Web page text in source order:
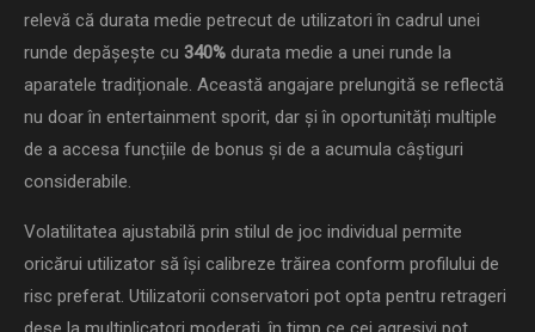
relevă că durata medie petrecut de utilizatori în cadrul unei
runde depășește cu 340% durata medie a unei runde la
aparatele tradiționale. Această angajare prelungită se reflectă
nu doar în entertainment sporit, dar și în oportunități multiple
de a accesa funcțiile de bonus și de a acumula câștiguri
considerabile.
Volatilitatea ajustabilă prin stilul de joc individual permite
oricărui utilizator să își calibreze trăirea conform profilului de
risc preferat. Utilizatorii conservatori pot opta pentru retrageri